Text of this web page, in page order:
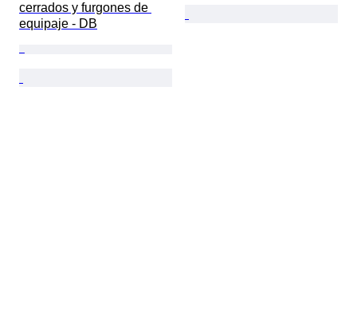
cerrados y furgones de
equipaje - DB